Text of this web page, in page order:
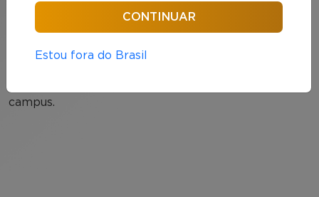
As modalidades Presencial e Semipresencial
campus.
Estou fora do Brasil